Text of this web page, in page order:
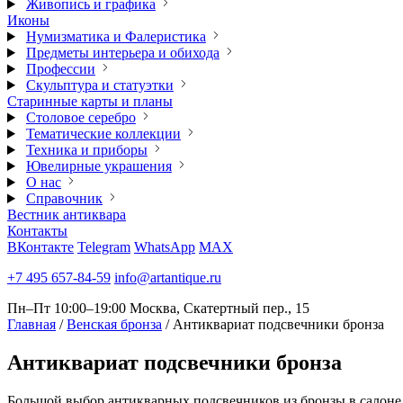
Живопись и графика
Иконы
Нумизматика и Фалеристика
Предметы интерьера и обихода
Профессии
Скульптура и статуэтки
Старинные карты и планы
Столовое серебро
Тематические коллекции
Техника и приборы
Ювелирные украшения
О нас
Справочник
Вестник антиквара
Контакты
ВКонтакте Telegram WhatsApp MAX
+7 495 657-84-59 info@artantique.ru
Пн–Пт 10:00–19:00 Москва, Скатертный пер., 15
Главная / Венская бронза / Антиквариат подсвечники бронза
Антиквариат подсвечники бронза